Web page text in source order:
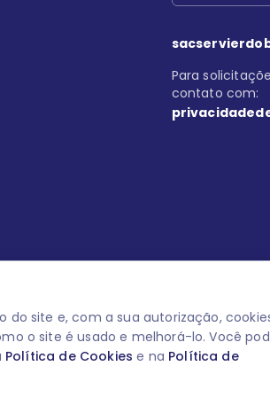
do site e, com a sua autorização,
o site é usado e melhorá-lo. Você
Política de Cookies e na Política de
Para
contato com:
Servier do Brasil respeita os seus dados!
do Programa e apagar, editar ou
pode fazê-lo a qualquer momento entrando em